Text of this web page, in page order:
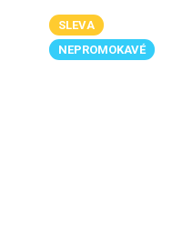
SLEVA
NEPROMOKAVÉ